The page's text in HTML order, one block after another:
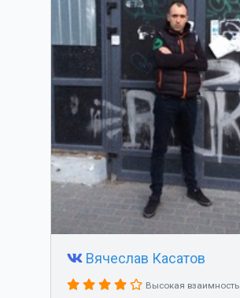
Вячеслав Касатов
Высокая взаимность